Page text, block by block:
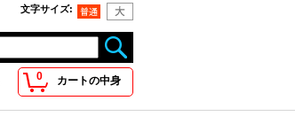
文字サイズ:
0 カートの中身